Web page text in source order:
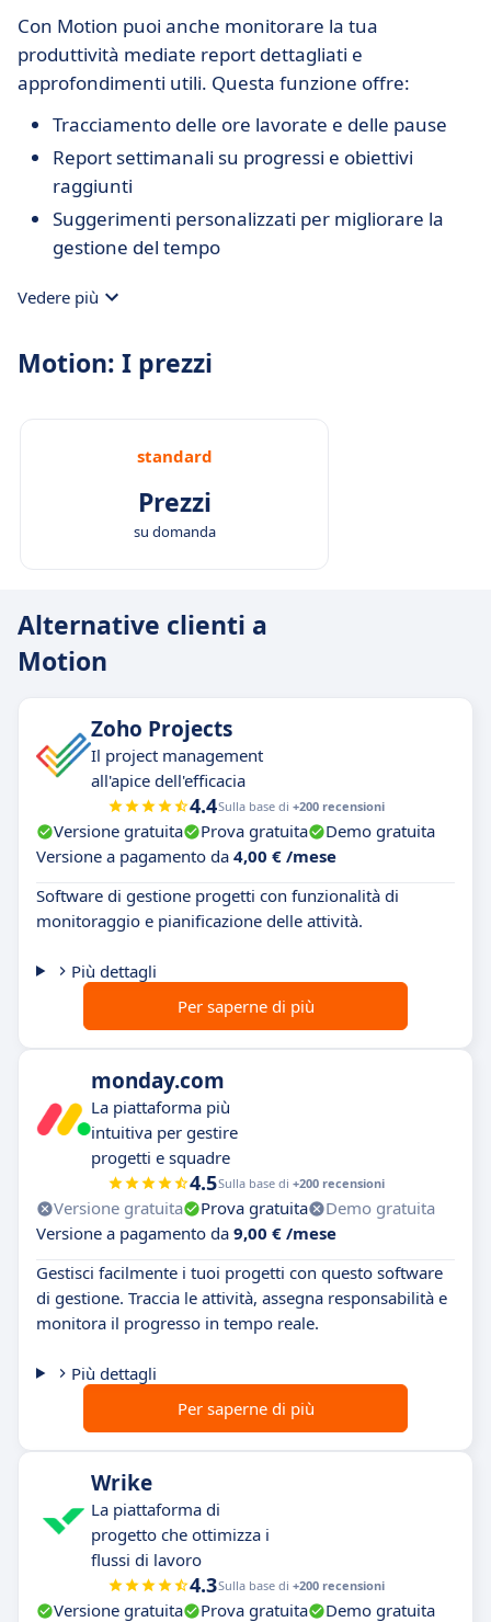
Con Motion puoi anche monitorare la tua
produttività mediate report dettagliati e
approfondimenti utili. Questa funzione offre:
Tracciamento delle ore lavorate e delle pause
Report settimanali su progressi e obiettivi
raggiunti
Suggerimenti personalizzati per migliorare la
gestione del tempo
Vedere più
Motion: I prezzi
standard
Prezzi
su domanda
Alternative clienti a
Motion
Zoho Projects
Il project management
all'apice dell'efficacia
4.4Sulla base di +200 recensioni
Versione gratuita Prova gratuita
Demo gratuita
Versione a pagamento da 4,00 € /mese
Software di gestione progetti con funzionalità di
monitoraggio e pianificazione delle attività.
Più dettagli
Per saperne di più
monday.com
La piattaforma più
intuitiva per gestire
progetti e squadre
4.5Sulla base di +200 recensioni
Versione gratuita Prova gratuita
Demo gratuita
Versione a pagamento da 9,00 € /mese
Gestisci facilmente i tuoi progetti con questo software
di gestione. Traccia le attività, assegna responsabilità e
monitora il progresso in tempo reale.
Più dettagli
Per saperne di più
Wrike
La piattaforma di
progetto che ottimizza i
flussi di lavoro
4.3Sulla base di +200 recensioni
Versione gratuita Prova gratuita
Demo gratuita